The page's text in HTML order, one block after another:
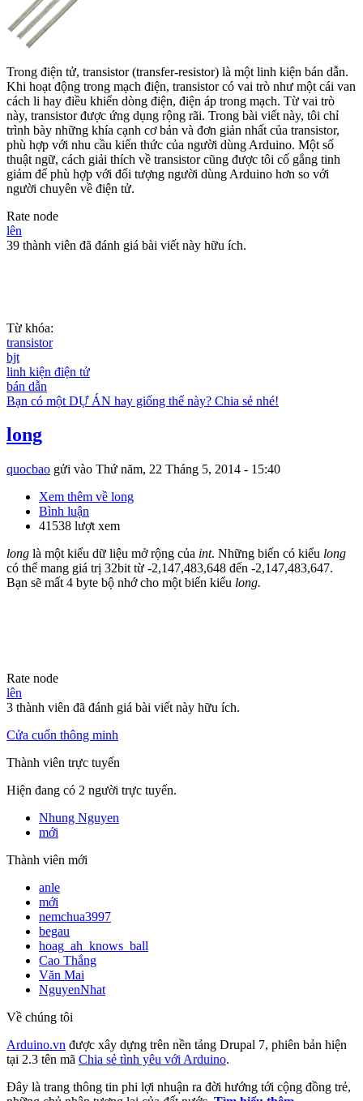
Trong điện tử, transistor (transfer-resistor) là một linh kiện bán dẫn.
Khi hoạt động trong mạch điện, transistor có vai trò như một cái van
cách li hay điều khiển dòng điện, điện áp trong mạch. Từ vai trò
này, transistor được ứng dụng rộng rãi. Trong bài viết này, tôi chỉ
trình bày những khía cạnh cơ bản và đơn giản nhất của transistor,
phù hợp với nhu cầu kiến thức của người dùng Arduino. Một số
thuật ngữ, cách giải thích về transistor cũng được tôi cố gắng tinh
giảm để phù hợp với đối tượng người dùng Arduino hơn so với
người chuyên về điện tử.
Rate node
lên
39 thành viên đã đánh giá bài viết này hữu ích.
Từ khóa:
transistor
bjt
linh kiện điện tử
bán dẫn
Bạn có một DỰ ÁN hay giống thế này? Chia sẻ nhé!
long
quocbao gửi vào Thứ năm, 22 Tháng 5, 2014 - 15:40
Xem thêm về long
Bình luận
41538 lượt xem
long là một kiểu dữ liệu mở rộng của int. Những biến có kiểu long
có thể mang giá trị 32bit từ -2,147,483,648 đến -2,147,483,647.
Bạn sẽ mất 4 byte bộ nhớ cho một biến kiểu long.
Rate node
lên
3 thành viên đã đánh giá bài viết này hữu ích.
Cửa cuốn thông minh
Thành viên trực tuyến
Hiện đang có 2 người trực tuyến.
Nhung Nguyen
mới
Thành viên mới
anle
mới
nemchua3997
begau
hoag_ah_knows_ball
Cao Thắng
Văn Mai
NguyenNhat
Về chúng tôi
Arduino.vn được xây dựng trên nền tảng Drupal 7, phiên bản hiện
tại 2.3 tên mã Chia sẻ tình yêu với Arduino.
Đây là trang thông tin phi lợi nhuận ra đời hướng tới cộng đồng trẻ,